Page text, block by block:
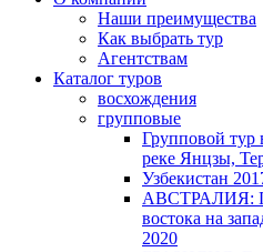
Наши преимущества
Как выбрать тур
Агентствам
Каталог туров
восхождения
групповые
Групповой тур
реке Янцзы,
Узбекистан
АВСТРАЛИЯ:
востока на
2020